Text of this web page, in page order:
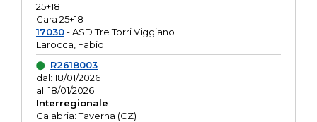
25+18
Gara 25+18
17030- ASD Tre Torri Viggiano
Larocca, Fabio
R2618003
dal: 18/01/2026
al: 18/01/2026
Interregionale
Calabria: Taverna (CZ)